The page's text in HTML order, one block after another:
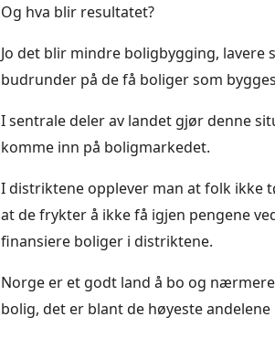
Og hva blir resultatet?
Jo det blir mindre boligbygging,
budrunder på de få boliger som
I sentrale deler av landet gjør denne
komme inn på boligmarkedet.
I distriktene opplever man at folk ikke
at de frykter å ikke få igjen pengene
finansiere boliger i distriktene.
Norge er et godt land å bo og
bolig, det er blant de høyeste andelene